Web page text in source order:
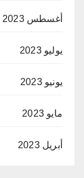
أغسطس 2023
يوليو 2023
يونيو 2023
مايو 2023
أبريل 2023